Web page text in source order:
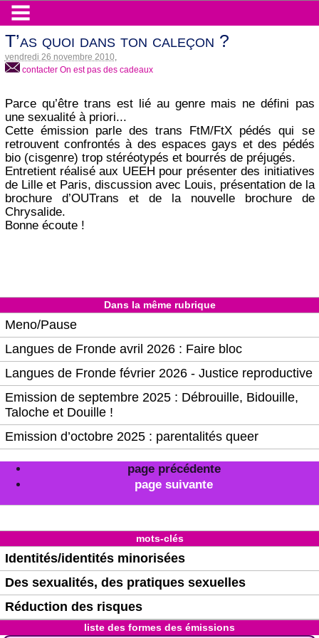
T’as quoi dans ton caleçon ?
vendredi 26 novembre 2010
contacter On est pas des cadeaux
Parce qu’être trans est lié au genre mais ne défini pas
une sexualité à priori...
Cette émission parle des trans FtM/FtX pédés qui se
retrouvent confrontés à des espaces gays et des pédés
bio (cisgenre) trop stéréotypés et bourrés de préjugés.
Entretient réalisé aux UEEH pour présenter des initiatives
de Lille et Paris, discussion avec Louis, présentation de la
brochure d’OUTrans et de la nouvelle brochure de
Chrysalide.
Bonne écoute !
Dans la même rubrique
Meno/Pause
Langues de Fronde avril 2026 : Faire bloc
Langues de Fronde février 2026 - Justice reproductive
Emission de septembre 2025 : Débrouille, Bidouille,
Taloche et Douille !
Emission d’octobre 2025 : parentalités queer
page précédente
page suivante
mots-clés
Identités/identités minorisées
Des sexualités, des pratiques sexuelles
Réduction des risques
liste des formes des émissions